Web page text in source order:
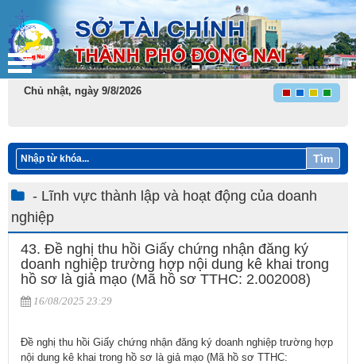
Chủ nhật, ngày 9/8/2026
Tìm
- Lĩnh vực thành lập và hoạt động của doanh
nghiệp
43. Đề nghị thu hồi Giấy chứng nhận đăng ký
doanh nghiệp trường hợp nội dung kê khai trong
hồ sơ là giả mạo (Mã hồ sơ TTHC: 2.002008)
16/08/2025 23:29
Đề nghị thu hồi Giấy chứng nhận đăng ký doanh nghiệp trường hợp
nội dung kê khai trong hồ sơ là giả mạo (Mã hồ sơ TTHC: